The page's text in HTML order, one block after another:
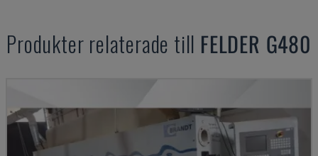
Produkter relaterade till FELDER G480